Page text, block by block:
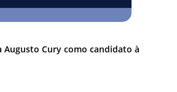
Augusto Cury como candidato à